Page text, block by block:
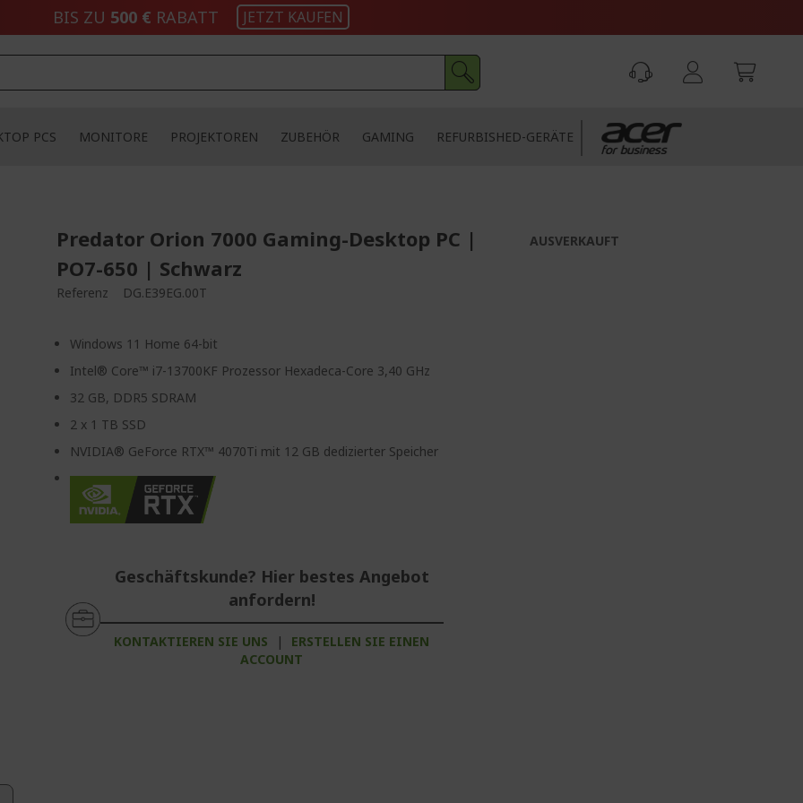
BIS ZU 500 € RABATT JETZT KAUFEN
PCS MONITORE PROJEKTOREN ZUBEHÖR GAMING REFURBISHED-GERÄTE
Predator Orion 7000 Gaming-Desktop PC |
PO7-650 | Schwarz
Referenz DG.E39EG.00T
Windows 11 Home 64-bit
Intel® Core™ i7-13700KF Prozessor Hexadeca-Core 3,40 GHz
32 GB, DDR5 SDRAM
2 x 1 TB SSD
NVIDIA® GeForce RTX™ 4070Ti mit 12 GB dedizierter Speicher
Geschäftskunde? Hier bestes Angebot
anfordern!
KONTAKTIEREN SIE UNS |
ERSTELLEN SIE EINEN
ACCOUNT
AUSVERKAUFT